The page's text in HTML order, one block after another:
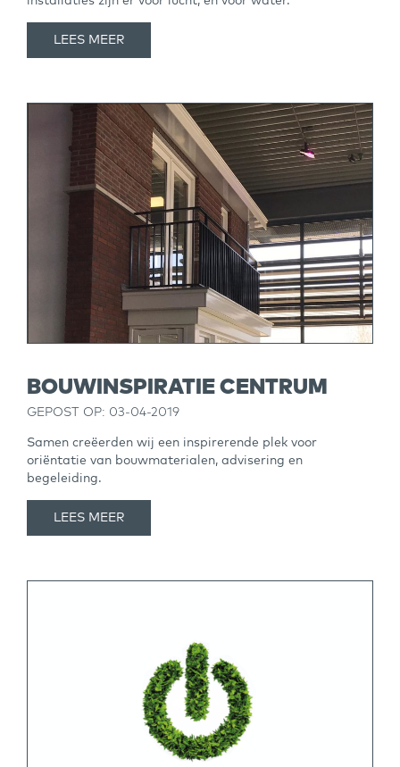
LEES MEER
BOUWINSPIRATIE CENTRUM
GEPOST OP: 03-04-2019
Samen creëerden wij een inspirerende plek voor
oriëntatie van bouwmaterialen, advisering en
begeleiding.
LEES MEER